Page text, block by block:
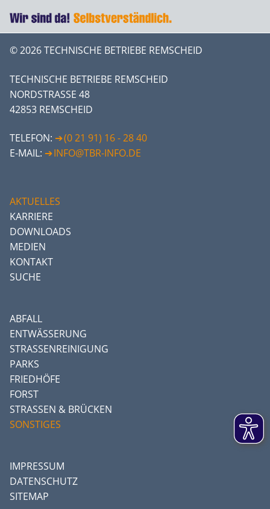
© 2026 TECHNISCHE BETRIEBE REMSCHEID
TECHNISCHE BETRIEBE REMSCHEID
NORDSTRASSE 48
42853 REMSCHEID
TELEFON:
(0 21 91) 16 - 28 40
E-MAIL:
INFO@TBR-INFO.DE
AKTUELLES
KARRIERE
DOWNLOADS
MEDIEN
KONTAKT
SUCHE
ABFALL
ENTWÄSSERUNG
STRASSENREINIGUNG
PARKS
FRIEDHÖFE
FORST
STRASSEN & BRÜCKEN
SONSTIGES
IMPRESSUM
DATENSCHUTZ
SITEMAP